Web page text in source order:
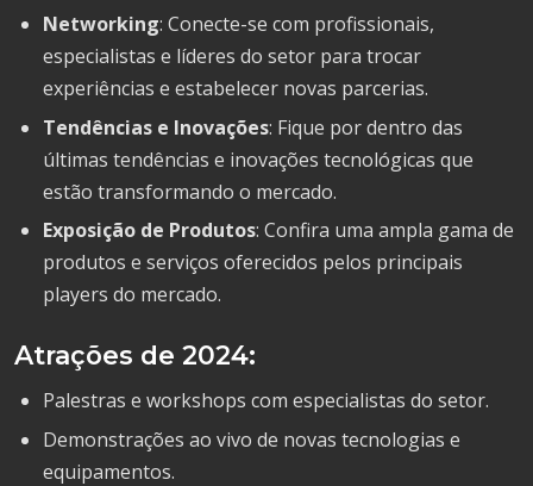
Networking: Conecte-se com profissionais,
especialistas e líderes do setor para trocar
experiências e estabelecer novas parcerias.
Tendências e Inovações: Fique por dentro das
últimas tendências e inovações tecnológicas que
estão transformando o mercado.
Exposição de Produtos: Confira uma ampla gama de
produtos e serviços oferecidos pelos principais
players do mercado.
Atrações de 2024:
Palestras e workshops com especialistas do setor.
Demonstrações ao vivo de novas tecnologias e
equipamentos.